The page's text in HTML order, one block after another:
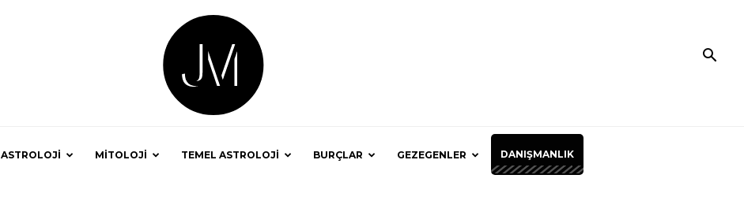
ASTROLOJİ MİTOLOJİ TEMEL ASTROLOJİ BURÇLAR GEZEGENLER DANIŞMANLIK